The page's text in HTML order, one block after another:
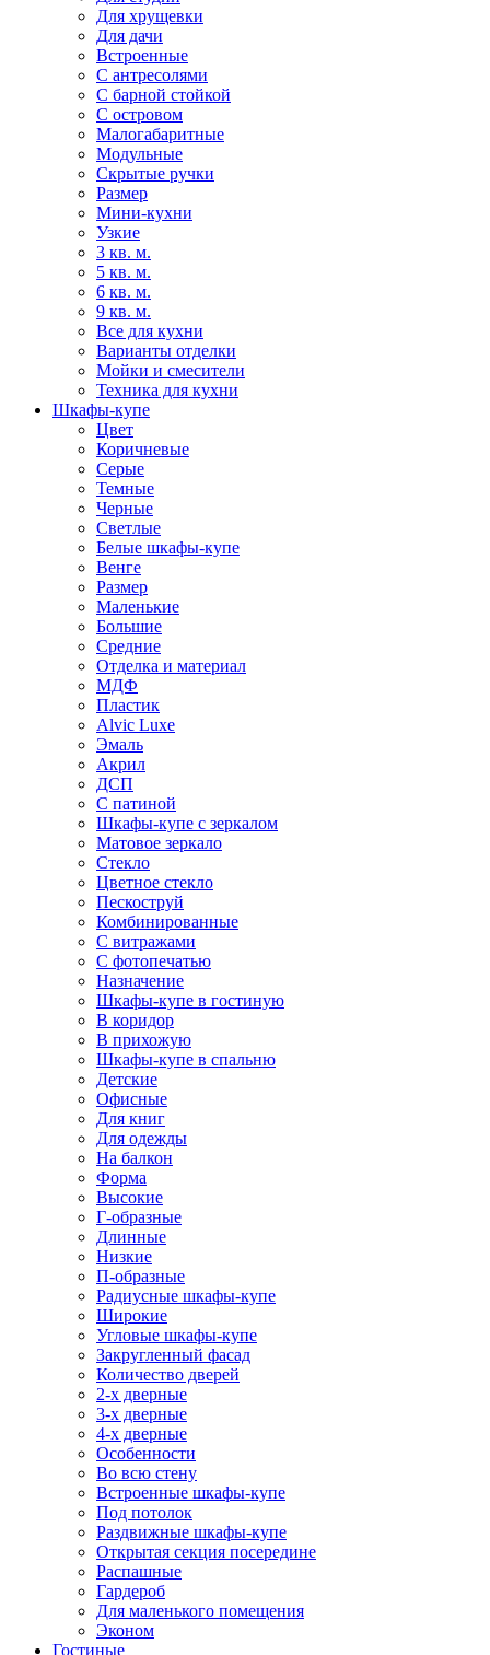
Для хрущевки
Для дачи
Встроенные
С антресолями
С барной стойкой
С островом
Малогабаритные
Модульные
Скрытые ручки
Размер
Мини-кухни
Узкие
3 кв. м.
5 кв. м.
6 кв. м.
9 кв. м.
Все для кухни
Варианты отделки
Мойки и смесители
Техника для кухни
Шкафы-купе
Цвет
Коричневые
Серые
Темные
Черные
Светлые
Белые шкафы-купе
Венге
Размер
Маленькие
Большие
Средние
Отделка и материал
МДФ
Пластик
Alvic Luxe
Эмаль
Акрил
ДСП
С патиной
Шкафы-купе с зеркалом
Матовое зеркало
Стекло
Цветное стекло
Пескоструй
Комбинированные
С витражами
С фотопечатью
Назначение
Шкафы-купе в гостиную
В коридор
В прихожую
Шкафы-купе в спальню
Детские
Офисные
Для книг
Для одежды
На балкон
Форма
Высокие
Г-образные
Длинные
Низкие
П-образные
Радиусные шкафы-купе
Широкие
Угловые шкафы-купе
Закругленный фасад
Количество дверей
2-х дверные
3-х дверные
4-х дверные
Особенности
Во всю стену
Встроенные шкафы-купе
Под потолок
Раздвижные шкафы-купе
Открытая секция посередине
Распашные
Гардероб
Для маленького помещения
Эконом
Гостиные